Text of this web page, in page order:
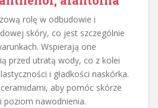
rolę w odbudowie i
skóry, co jest szczególnie
Wspierają one
przed utratą wody, co z kolei
i gładkości naskórka.
aby pomóc skórze
poziom nawodnienia.